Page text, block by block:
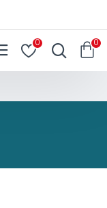
0 0